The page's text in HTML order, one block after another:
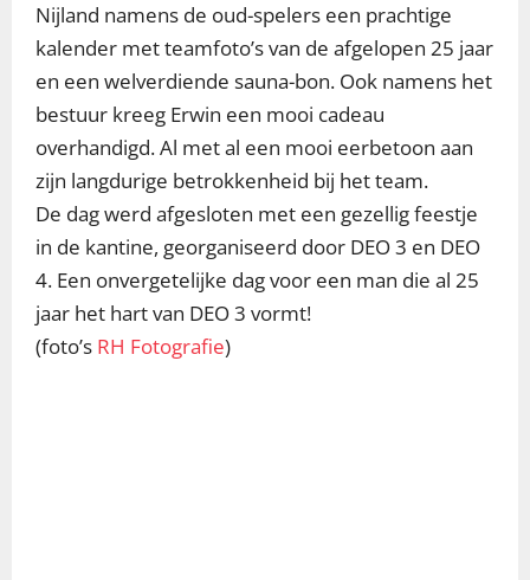
Nijland namens de oud-spelers een prachtige
kalender met teamfoto’s van de afgelopen 25 jaar
en een welverdiende sauna-bon. Ook namens het
bestuur kreeg Erwin een mooi cadeau
overhandigd. Al met al een mooi eerbetoon aan
zijn langdurige betrokkenheid bij het team.
De dag werd afgesloten met een gezellig feestje
in de kantine, georganiseerd door DEO 3 en DEO
4. Een onvergetelijke dag voor een man die al 25
jaar het hart van DEO 3 vormt!
(foto’s RH Fotografie)